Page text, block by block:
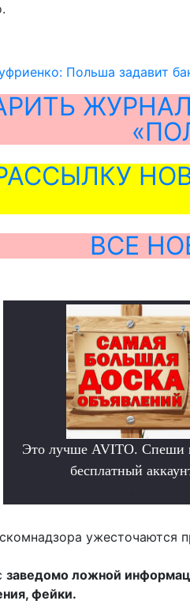
Польша задавит
ВСЕ
Это лучше AVITO. Спеши
бесплатный
ужесточаются
заведомо ложной
фейки.